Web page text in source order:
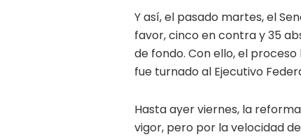
Y así, el pasado martes, el
favor, cinco en contra y 35
de fondo. Con ello, el
fue turnado al Ejecutivo
Hasta ayer viernes, la
vigor, pero por la velocidad